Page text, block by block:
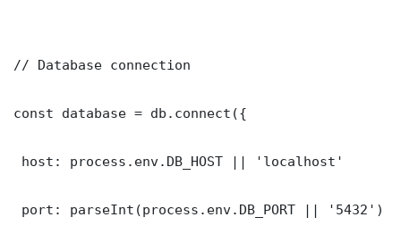
// Database connection
const database = db.connect({
host: process.env.DB_HOST || 'localhost'
port: parseInt(process.env.DB_PORT || '5432')